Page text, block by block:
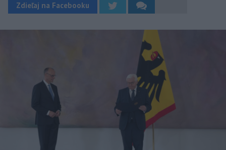
Zdieľaj na Facebooku